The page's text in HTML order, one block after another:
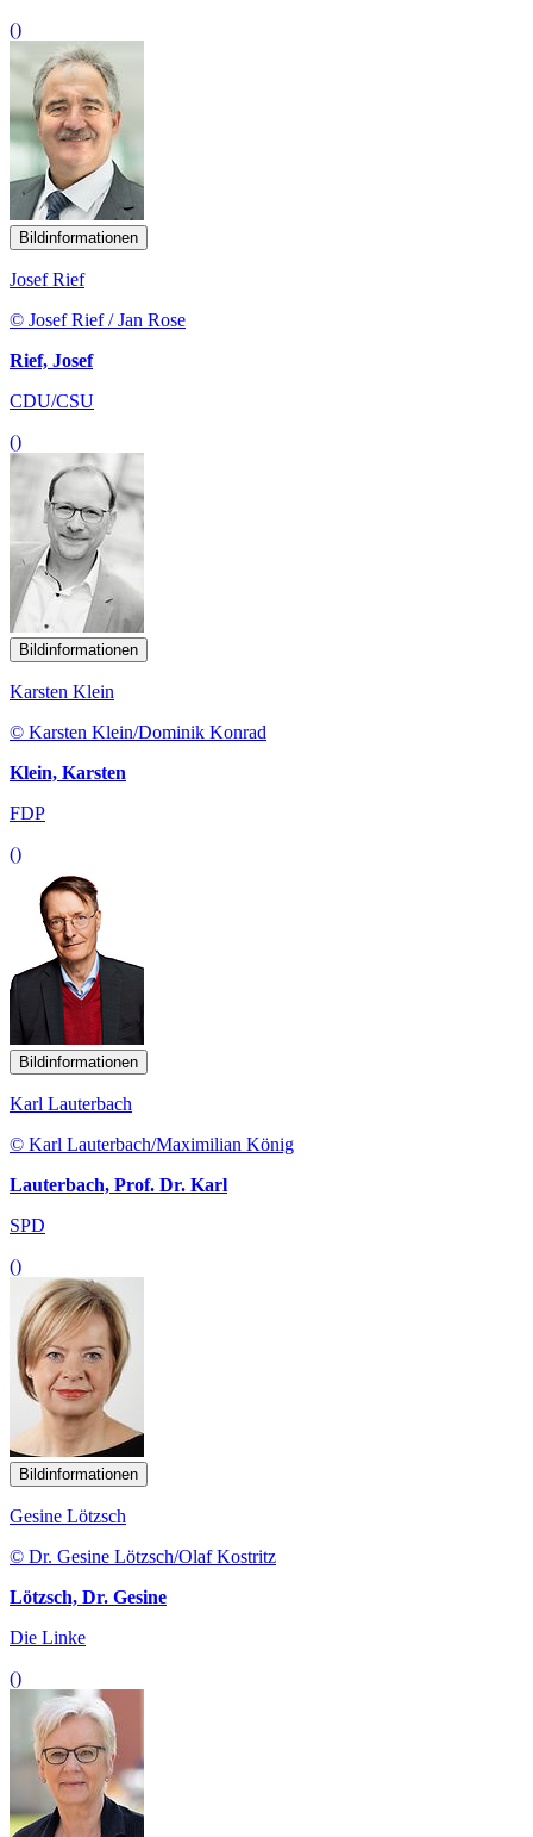
()
Bildinformationen
Josef Rief
© Josef Rief / Jan Rose
Rief, Josef
CDU/CSU
()
Bildinformationen
Karsten Klein
© Karsten Klein/Dominik Konrad
Klein, Karsten
FDP
()
Bildinformationen
Karl Lauterbach
© Karl Lauterbach/Maximilian König
Lauterbach, Prof. Dr. Karl
SPD
()
Bildinformationen
Gesine Lötzsch
© Dr. Gesine Lötzsch/Olaf Kostritz
Lötzsch, Dr. Gesine
Die Linke
()